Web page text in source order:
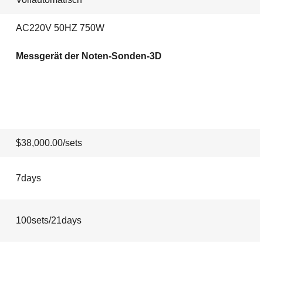
AC220V 50HZ 750W
Messgerät der Noten-Sonden-3D
$38,000.00/sets
7days
100sets/21days